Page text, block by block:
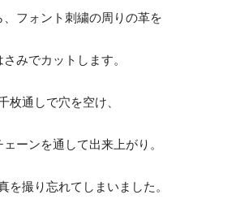
、フォント刺繍の周りの革を
さみでカットします。
枚通しで穴を空け、
ーンを通して出来上がり。
を撮り忘れてしまいました。